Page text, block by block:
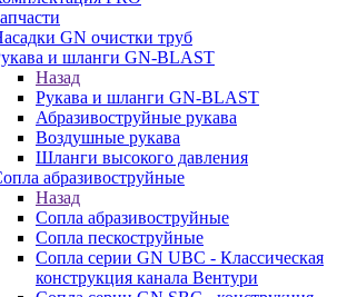
GN очистки труб
и шланги GN-BLAST
Назад
Рукава и шланги GN-BLAST
Абразивоструйные рукава
Воздушные рукава
Шланги высокого давления
абразивоструйные
Назад
Сопла абразивоструйные
Сопла пескоструйные
Сопла серии GN UBC - Классическая
конструкция канала Вентури